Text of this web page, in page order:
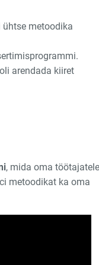
metoodika
arendada kiiret
, mida oma
​metoodikat ka oma